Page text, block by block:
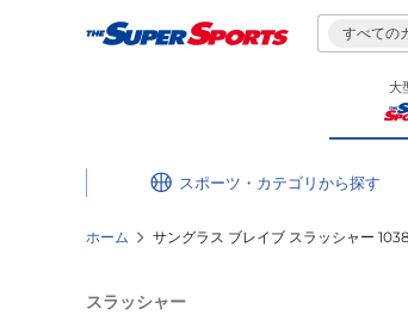
すべての
大
スポーツ・カテゴリ
ホーム サングラス ブレイブ スラッシャー
スラッシャー